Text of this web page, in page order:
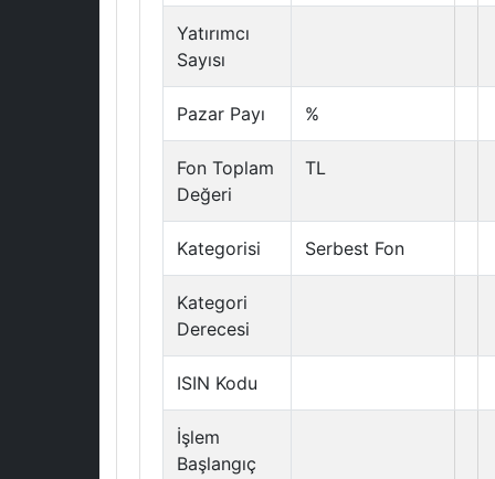
Yatırımcı
Sayısı
Pazar Payı %
Fon Toplam
Değeri
TL
Kategorisi Serbest Fon
Kategori
Derecesi
ISIN Kodu
İşlem
Başlangıç